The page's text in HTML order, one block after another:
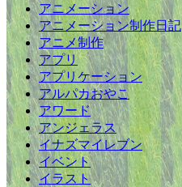
アニメーション
アニメーション制作日記
アニメ制作
アプリ
アプリケーション
アルパカおやこ
アワード
アンジェラス
イナズマイレブン
イベント
イラスト